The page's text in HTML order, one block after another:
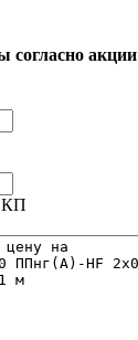
согласно акции
КП